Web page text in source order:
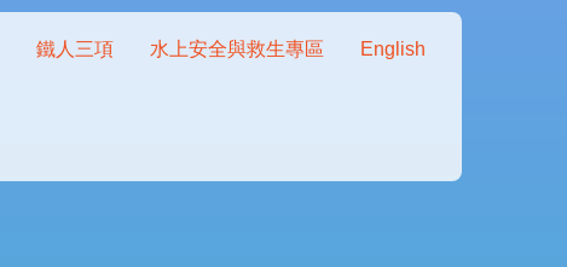
鐵人三項 水上安全與救生專區 English